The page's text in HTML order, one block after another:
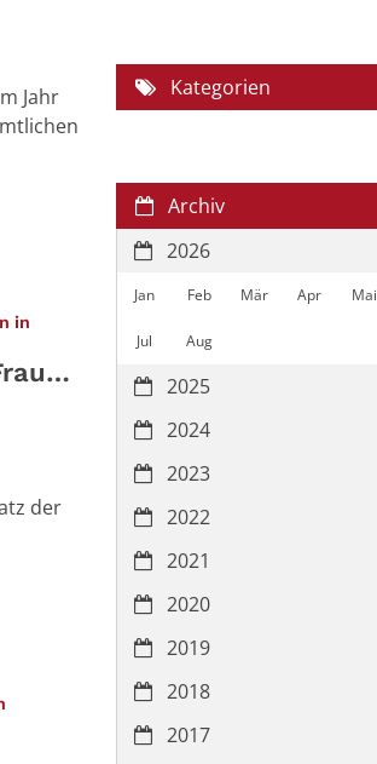
Jahr
in
der
Kategorien
Archiv
2026
Jan Feb Mär Apr Mai
Jul Aug
2025
2024
2023
2022
2021
2020
2019
2018
2017